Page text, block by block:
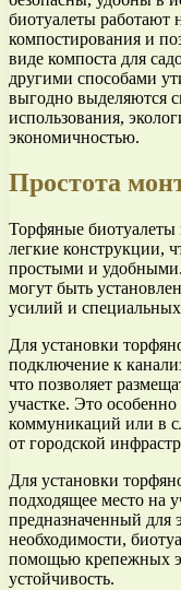
биотуалеты работают
компостирования и
виде компоста для
другими способами
выгодно выделяются
использования,
экономичностью.
Простота
Торфяные биотуалеты
легкие конструкции,
простыми и удобными.
могут быть
усилий и
Для установки
подключение к
что позволяет
участке. Это особенно
коммуникаций или в
от городской
Для установки
подходящее место на
предназначенный для
необходимости,
помощью крепежных
устойчивость.